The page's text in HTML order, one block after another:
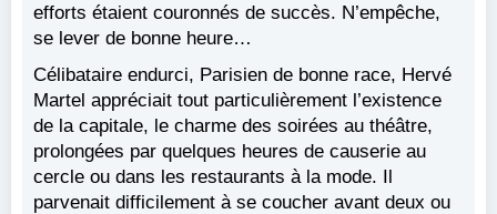
efforts étaient couronnés de succès. N’empêche,
se lever de bonne heure…
Célibataire endurci, Parisien de bonne race, Hervé
Martel appréciait tout particulièrement l’existence
de la capitale, le charme des soirées au théâtre,
prolongées par quelques heures de causerie au
cercle ou dans les restaurants à la mode. Il
parvenait difficilement à se coucher avant deux ou